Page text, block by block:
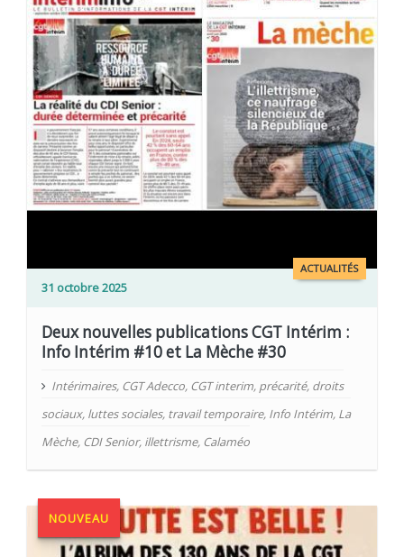
ACTUALITÉS
31 octobre 2025
Deux nouvelles publications CGT Intérim :
Info Intérim #10 et La Mèche #30
Intérimaires, CGT Adecco, CGT interim, précarité, droits
sociaux, luttes sociales, travail temporaire, Info Intérim, La
Mèche, CDI Senior, illettrisme, Calaméo
NOUVEAU